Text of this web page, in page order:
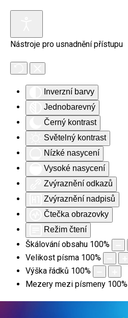
Nástroje pro usnadnění přístupu
Inverzní barvy
Jednobarevný
Černý kontrast
Světelný kontrast
Nízké nasycení
Vysoké nasycení
Zvýraznění odkazů
Zvýraznění nadpisů
Čtečka obrazovky
Režim čtení
Škálování obsahu 100%
Velikost písma 100%
Výška řádků 100%
Mezery mezi písmeny 100%